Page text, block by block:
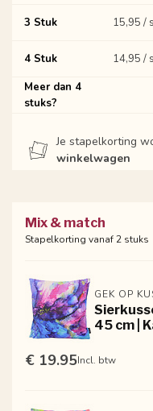
3 Stuk 15,95 /
4 Stuk 14,95 /
Meer dan 4
stuks?
Je stapelkorting
winkelwagen
Mix & match
Stapelkorting vanaf 2 stuks
GEK OP
45 cm |
€ 19.95Incl. btw